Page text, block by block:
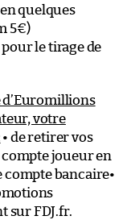
quelques
5€)
le tirage de
votre
• de retirer vos
joueur en
bancaire•
sur FDJ.fr.